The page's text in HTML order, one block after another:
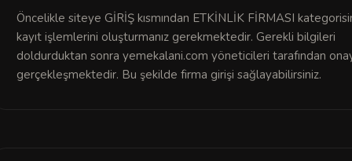
Öncelikle siteye GİRİŞ kısmından ETKİNLİK FİRMASI
kayıt işlemlerini oluşturmanız gerekmektedir. Gerekli bilgileri
doldurduktan sonra yemekalani.com yöneticileri tarafından
gerçekleşmektedir. Bu şekilde firma girişi sağlayabilirsiniz.